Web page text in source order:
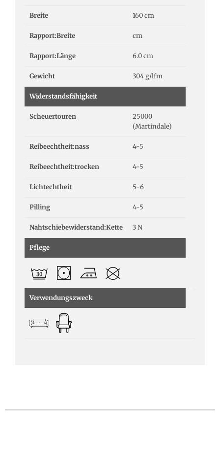
Breite 160 cm
Rapport:Breite cm
Rapport:Länge 6.0 cm
Gewicht 304 g/lfm
Widerstandsfähigkeit
Scheuertouren
25000
(Martindale)
Reibeechtheit:nass 4-5
Reibeechtheit:trocken 4-5
Lichtechtheit 5-6
Pilling 4-5
Nahtschiebewiderstand:Kette 3 N
Pflege
Verwendungszweck